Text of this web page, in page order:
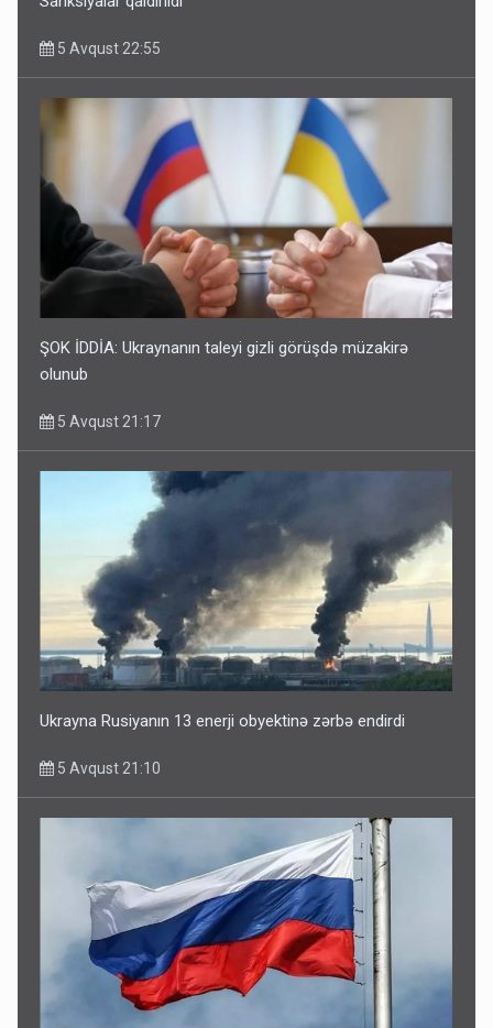
5 Avqust 22:55
ŞOK İDDİA: Ukraynanın taleyi gizli görüşdə müzakirə
olunub
5 Avqust 21:17
Ukrayna Rusiyanın 13 enerji obyektinə zərbə endirdi
5 Avqust 21:10